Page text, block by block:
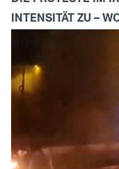
INTENSITÄT ZU –